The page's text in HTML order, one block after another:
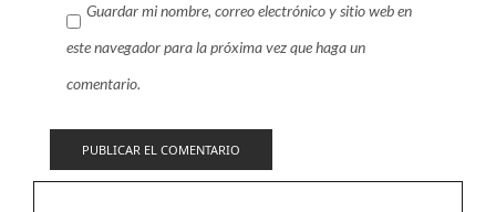
Guardar mi nombre, correo electrónico y sitio web en
este navegador para la próxima vez que haga un
comentario.